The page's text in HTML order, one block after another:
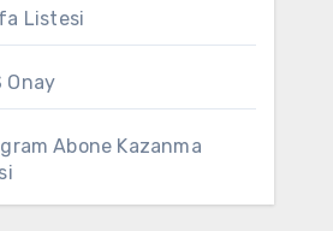
Listesi
Onay
Abone Kazanma